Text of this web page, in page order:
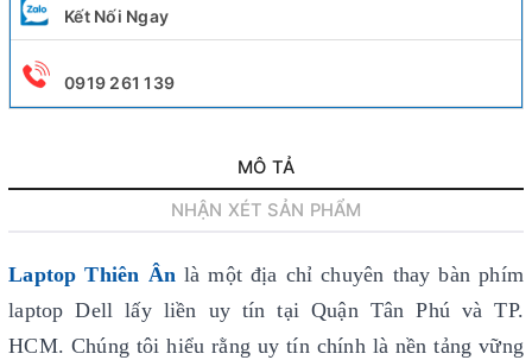
Kết Nối Ngay
0919 261 139
MÔ TẢ
NHẬN XÉT SẢN PHẨM
Laptop Thiên Ân là một địa chỉ chuyên thay bàn phím
laptop Dell lấy liền uy tín tại Quận Tân Phú và TP.
HCM. Chúng tôi hiểu rằng uy tín chính là nền tảng vững